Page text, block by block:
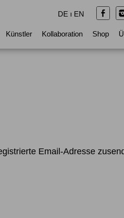
Künstler Kollaboration Shop
DE ı EN
Email-Adresse